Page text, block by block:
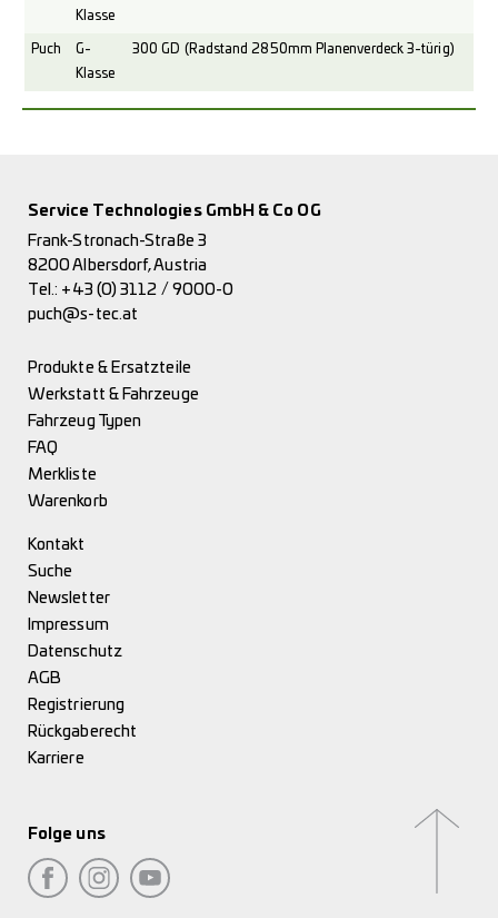
Klasse
Puch
G-
Klasse
300 GD (Radstand 2850mm Planenverdeck 3-türig)
Service Technologies GmbH & Co OG
Frank-Stronach-Straße 3
8200 Albersdorf, Austria
Tel.: +43 (0) 3112 / 9000-0
puch@s-tec.at
Produkte & Ersatzteile
Werkstatt & Fahrzeuge
Fahrzeug Typen
FAQ
Merkliste
Warenkorb
Kontakt
Suche
Newsletter
Impressum
Datenschutz
AGB
Registrierung
Rückgaberecht
Karriere
Folge uns